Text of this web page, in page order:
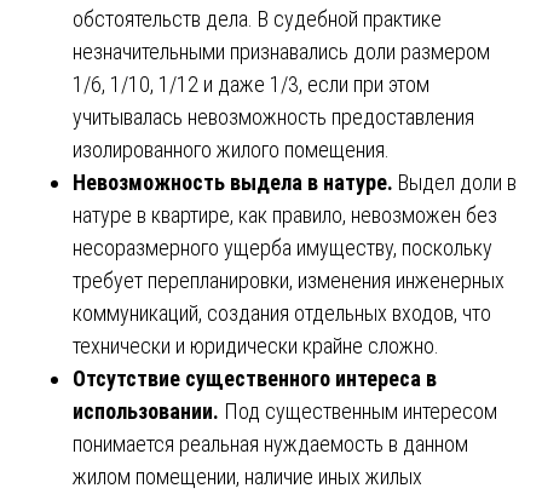
обстоятельств дела. В судебной практике
незначительными признавались доли размером
1/6, 1/10, 1/12 и даже 1/3, если при этом
учитывалась невозможность предоставления
изолированного жилого помещения.
Невозможность выдела в натуре. Выдел доли в
натуре в квартире, как правило, невозможен без
несоразмерного ущерба имуществу, поскольку
требует перепланировки, изменения инженерных
коммуникаций, создания отдельных входов, что
технически и юридически крайне сложно.
Отсутствие существенного интереса в
использовании. Под существенным интересом
понимается реальная нуждаемость в данном
жилом помещении, наличие иных жилых